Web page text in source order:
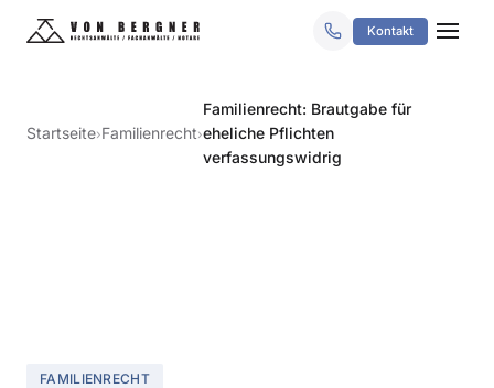
Kontakt
Startseite›Familienrecht›
Familienrecht: Brautgabe für
eheliche Pflichten
verfassungswidrig
FAMILIENRECHT